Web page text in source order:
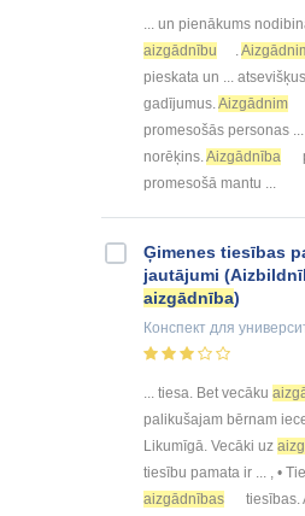
... un pienākums
aizgādnību
pieskata un ...
gadījumus. Aizgādnim
promesošās personas
norēķins. Aizgādnība
promesošā mantu ...
Ģimenes tiesības
jautājumi
aizgādnība)
Конспект для
... tiesa. Bet vecāku
palikušajam bērnam
Likumīgā. Vecāki uz
tiesību pamata ir ... , •
aizgādnības
tiesības.